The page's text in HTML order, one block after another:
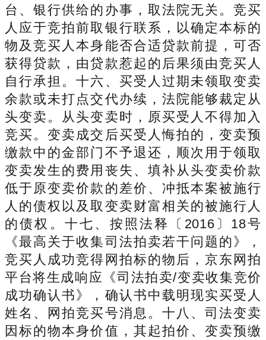
台、银行供给的办事，取法院无关。竞买
人应于竞拍前取银行联系，以确定本标的
物及竞买人本身能否合适贷款前提，可否
获得贷款，由贷款惹起的后果须由竞买人
自行承担。十六、买受人过期未领取变卖
余款或未打点交代办续，法院能够裁定从
头变卖。从头变卖时，原买受人不得加入
竞买。变卖成交后买受人悔拍的，变卖预
缴款中的金部门不予退还，顺次用于领取
变卖发生的费用丧失、填补从头变卖价款
低于原变卖价款的差价、冲抵本案被施行
人的债权以及取变卖财富相关的被施行人
的债权。十七、按照法释〔2016〕18号
《最高关于收集司法拍卖若干问题的》，
竞买人成功竞得网拍标的物后，京东网拍
平台将生成响应《司法拍卖/变卖收集竞价
成功确认书》，确认书中载明现实买受人
姓名、网拍竞买号消息。十八、司法变卖
因标的物本身价值，其起拍价、变卖预缴